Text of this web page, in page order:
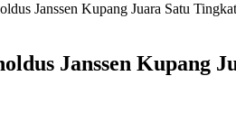
Janssen Kupang Juara Satu
Janssen Kupang